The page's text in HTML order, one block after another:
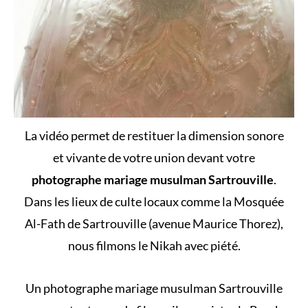
La vidéo permet de restituer la dimension sonore
et vivante de votre union devant votre
photographe mariage musulman Sartrouville.
Dans les lieux de culte locaux comme la Mosquée
Al-Fath de Sartrouville (avenue Maurice Thorez),
nous filmons le Nikah avec piété.
Un photographe mariage musulman Sartrouville